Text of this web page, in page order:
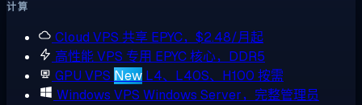
计算
Cloud VPS 共享 EPYC，$2.48/月起
高性能 VPS 专用 EPYC 核心，DDR5
GPU VPS New L4、L40S、H100 按需
Windows VPS Windows Server，完整管理员